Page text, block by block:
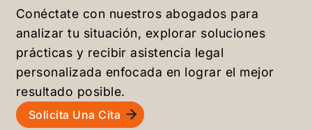
Conéctate con nuestros abogados para
analizar tu situación, explorar soluciones
prácticas y recibir asistencia legal
personalizada enfocada en lograr el mejor
resultado posible.
Solicita Una Cita